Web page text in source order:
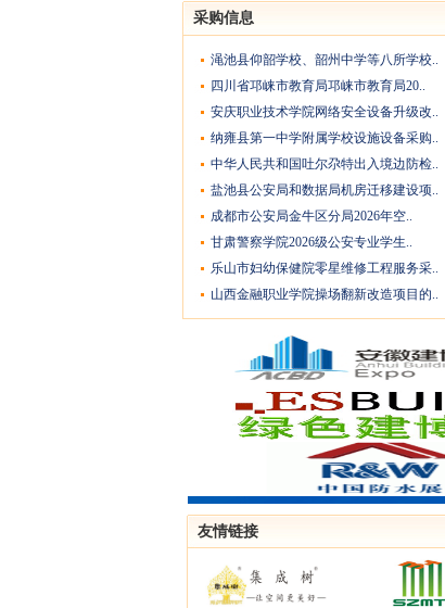
采购信息
渑池县仰韶学校、韶州中学等八所学校..
四川省邛崃市教育局邛崃市教育局20..
安庆职业技术学院网络安全设备升级改..
纳雍县第一中学附属学校设施设备采购..
中华人民共和国吐尔尕特出入境边防检..
盐池县公安局和数据局机房迁移建设项..
成都市公安局金牛区分局2026年空..
甘肃警察学院2026级公安专业学生..
乐山市妇幼保健院零星维修工程服务采..
山西金融职业学院操场翻新改造项目的..
友情链接